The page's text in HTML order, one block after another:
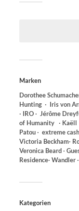
Marken
Dorothee
Hunting ∙ Iris von
∙ IRO ∙ Jérôme
of Humanity ∙ Kaëll
Patou ∙ extreme
Victoria Beckham∙
Veronica Beard ∙
Residence∙ Wandler
Kategorien